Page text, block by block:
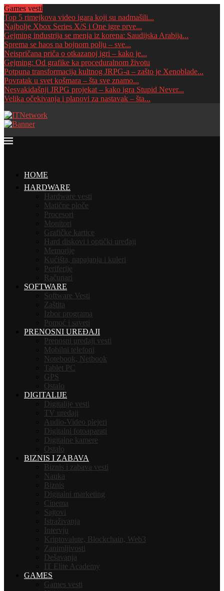
Games vesti
Top 5 rimejkova video igara koji su nadmašili...
Najbolje Xbox Series X/S i One igre prve...
Gejming industrija se menja iz korena: Saudijska Arabija...
Sprema se haos na bojnom polju – sve...
Neispričana priča o otkazanoj igri – kako je...
Gejming: Od grafike ka proceduralnom životu
Potpuna transformacija kultnog JRPG-a – zašto je Xenoblade...
Povratak u svet košmara – šta sve znamo...
Nesvakidašnji JRPG projekat – kako igra Stupid Never...
Velika očekivanja i planovi za nastavak – šta...
HOME
HARDWARE
Hardware vesti
Matične ploče
Procesori
Monitori
Grafičke kartice
Hard diskovi i optički uređaji
Memorije
Kućišta, napajanja i kuleri
Periferije
Računari
SOFTWARE
Software Vesti
Zaštita
Izbor programa
Pomoć i saveti
PRENOSNI UREĐAJI
Prenosni uređaji vesti
Mobilni telefoni
Notebook, Netbook
Tablet PC
GPS
Ostalo
DIGITALIJE
Digitalije vesti
TV uređaji
Audio-Video plejeri
Digitalni fotoaparati
Digitalne kamere
Ostalo
BIZNIS I ZABAVA
Biznis i zabava vesti
Nauka
Biznis
Digitalni marketing
Cinema
Sajtovi
Istraživanja
Intervju
Kriptovalute, Blockchain, Web3
Zanimljivosti
Dešavanja
IT Elite Academy
GAMES
Games vesti